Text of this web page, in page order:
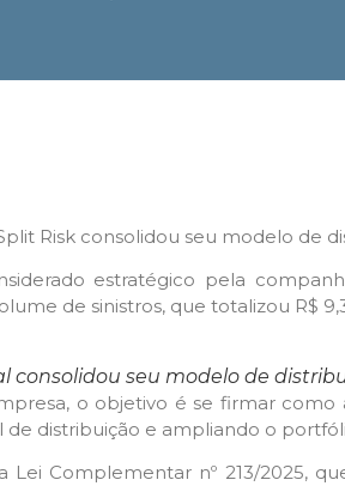
Risk consolidou seu modelo de
estratégico pela
de sinistros, que totalizou R$
consolidou seu modelo de
o objetivo é se firmar como
distribuição e ampliando o
Lei Complementar nº 213/2025,